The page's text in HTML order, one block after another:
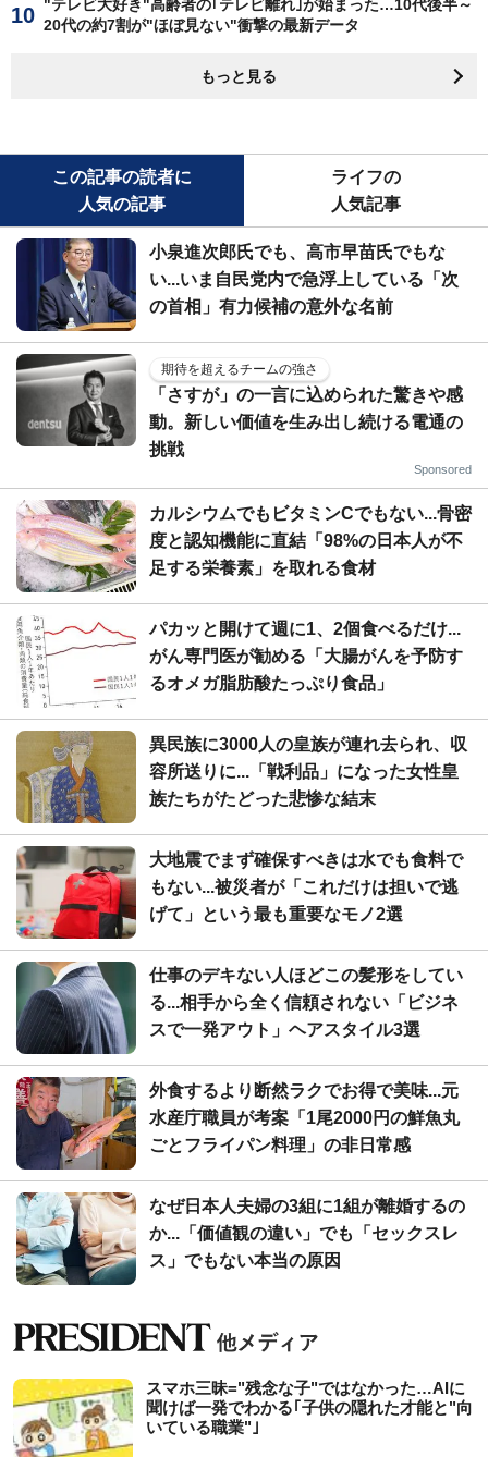
"テレビ大好き"高齢者の｢テレビ離れ｣が始まった…10代後半～
20代の約7割が"ほぼ見ない"衝撃の最新データ
もっと見る
この記事の読者に
人気の記事
ライフの
人気記事
小泉進次郎氏でも、高市早苗氏でもな
い...いま自民党内で急浮上している「次
の首相」有力候補の意外な名前
期待を超えるチームの強さ
「さすが」の一言に込められた驚きや感
動。新しい価値を生み出し続ける電通の
挑戦
Sponsored
カルシウムでもビタミンCでもない...骨密
度と認知機能に直結「98%の日本人が不
足する栄養素」を取れる食材
パカッと開けて週に1、2個食べるだけ...
がん専門医が勧める「大腸がんを予防す
るオメガ脂肪酸たっぷり食品」
異民族に3000人の皇族が連れ去られ、収
容所送りに...「戦利品」になった女性皇
族たちがたどった悲惨な結末
大地震でまず確保すべきは水でも食料で
もない...被災者が「これだけは担いで逃
げて」という最も重要なモノ2選
仕事のデキない人ほどこの髪形をしてい
る...相手から全く信頼されない「ビジネ
スで一発アウト」ヘアスタイル3選
外食するより断然ラクでお得で美味...元
水産庁職員が考案「1尾2000円の鮮魚丸
ごとフライパン料理」の非日常感
なぜ日本人夫婦の3組に1組が離婚するの
か...「価値観の違い」でも「セックスレ
ス」でもない本当の原因
スマホ三昧="残念な子"ではなかった…AIに
聞けば一発でわかる｢子供の隠れた才能と"向
いている職業"｣